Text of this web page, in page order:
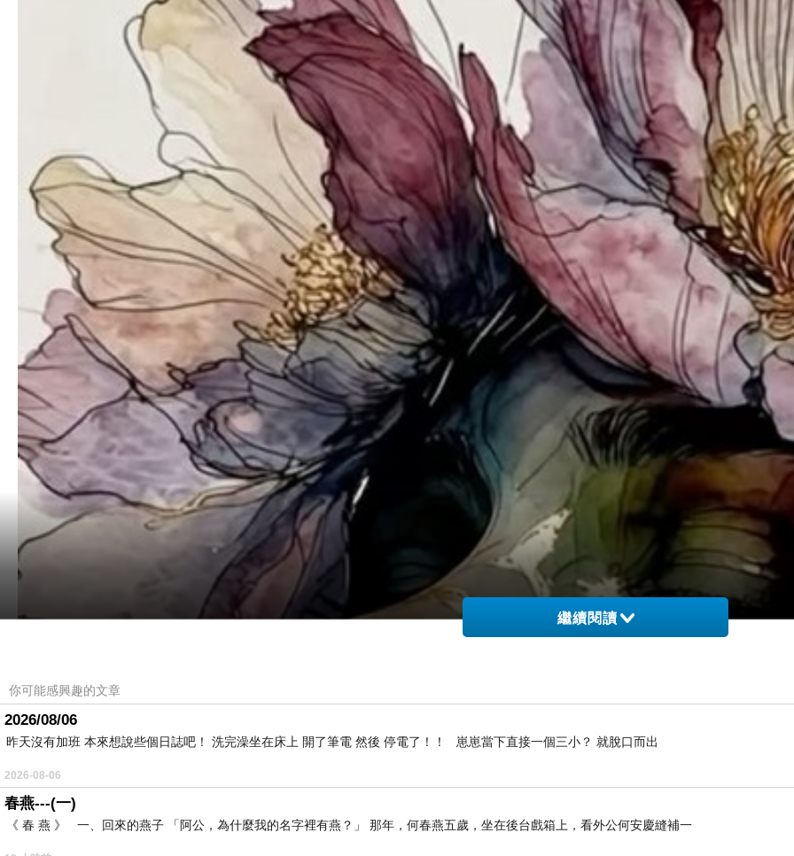
繼續閱讀
你可能感興趣的文章
2026/08/06
昨天沒有加班 本來想說些個日誌吧！ 洗完澡坐在床上 開了筆電 然後 停電了！！ 崽崽當下直接一個三小？ 就脫口而出
2026-08-06
春燕---(一)
《 春 燕 》 一、回來的燕子 「阿公，為什麼我的名字裡有燕？」 那年，何春燕五歲，坐在後台戲箱上，看外公何安慶縫補一